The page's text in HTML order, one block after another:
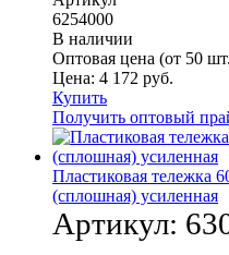
6254000
В наличии
Оптовая цена (от 50
Цена: 4 172 руб.
Купить
Получить оптовый
Пластиковая тележка
(сплошная) усиленная
Артикул: